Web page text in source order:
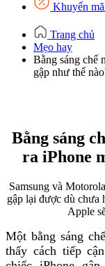
Khuyến
Trang chủ
Mẹo hay
Bằng sáng chế
gập như thế
Bằng sáng
ra iPhone
Samsung và
gập lại được dù chưa
Apple
Một bằng sáng
thấy cách tiếp